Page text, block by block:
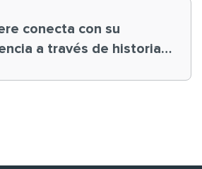
conecta con su
a través de historias